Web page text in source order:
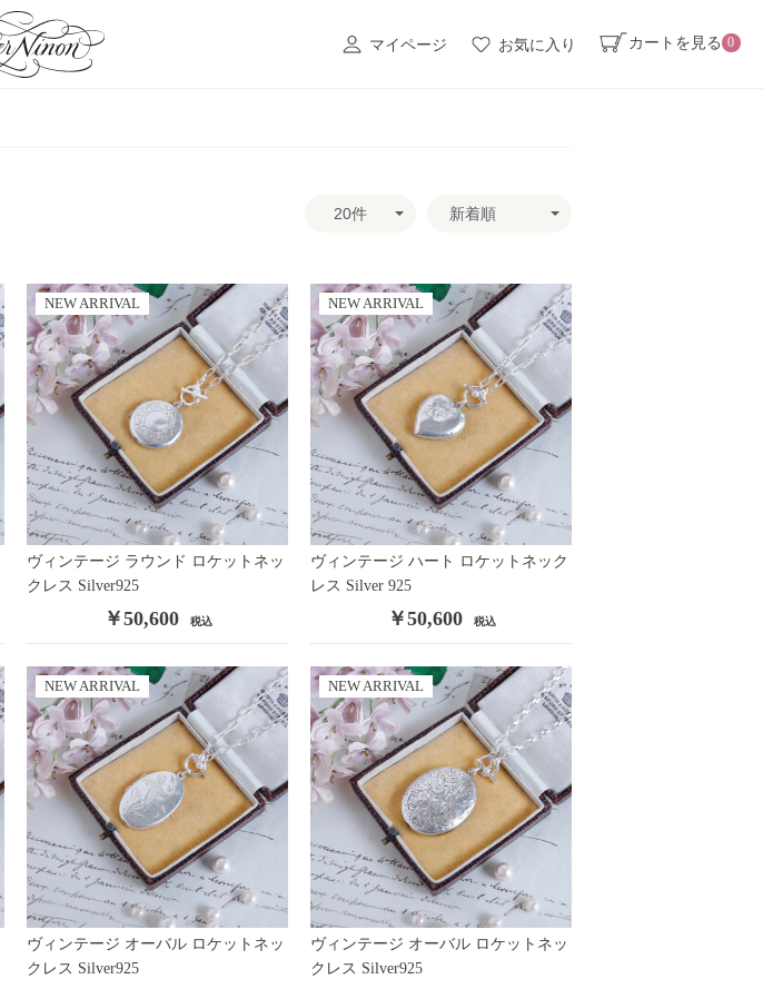
マイページ お気に入り カートを見る 0
NEW ARRIVAL
ヴィンテージ ラウンド ロケットネッ
クレス Silver925
￥50,600 税込
NEW ARRIVAL
ヴィンテージ ハート ロケットネック
レス Silver 925
￥50,600 税込
NEW ARRIVAL
ヴィンテージ オーバル ロケットネッ
クレス Silver925
NEW ARRIVAL
ヴィンテージ オーバル ロケットネッ
クレス Silver925